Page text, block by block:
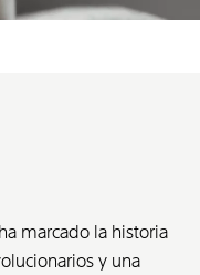
marcado la historia
y una